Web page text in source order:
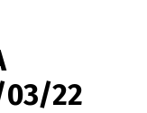
03/22